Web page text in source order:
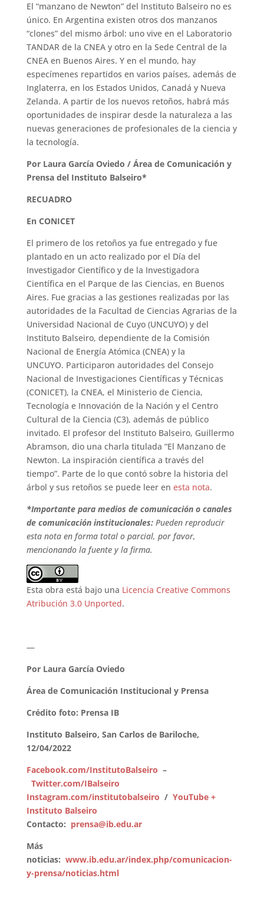
El “manzano de Newton” del Instituto Balseiro no es
único. En Argentina existen otros dos manzanos
“clones” del mismo árbol: uno vive en el Laboratorio
TANDAR de la CNEA y otro en la Sede Central de la
CNEA en Buenos Aires. Y en el mundo, hay
especímenes repartidos en varios países, además de
Inglaterra, en los Estados Unidos, Canadá y Nueva
Zelanda. A partir de los nuevos retoños, habrá más
oportunidades de inspirar desde la naturaleza a las
nuevas generaciones de profesionales de la ciencia y
la tecnología.
Por Laura García Oviedo / Área de Comunicación y
Prensa del Instituto Balseiro*
RECUADRO
En CONICET
El primero de los retoños ya fue entregado y fue
plantado en un acto realizado por el Día del
Investigador Científico y de la Investigadora
Científica en el Parque de las Ciencias, en Buenos
Aires. Fue gracias a las gestiones realizadas por las
autoridades de la Facultad de Ciencias Agrarias de la
Universidad Nacional de Cuyo (UNCUYO) y del
Instituto Balseiro, dependiente de la Comisión
Nacional de Energía Atómica (CNEA) y la
UNCUYO. Participaron autoridades del Consejo
Nacional de Investigaciones Científicas y Técnicas
(CONICET), la CNEA, el Ministerio de Ciencia,
Tecnología e Innovación de la Nación y el Centro
Cultural de la Ciencia (C3), además de público
invitado. El profesor del Instituto Balseiro, Guillermo
Abramson, dio una charla titulada “El Manzano de
Newton. La inspiración científica a través del
tiempo”. Parte de lo que contó sobre la historia del
árbol y sus retoños se puede leer en esta nota.
*Importante para medios de comunicación o canales
de comunicación institucionales: Pueden reproducir
esta nota en forma total o parcial, por favor,
mencionando la fuente y la firma.
Esta obra está bajo una Licencia Creative Commons
Atribución 3.0 Unported.
—
Por Laura García Oviedo
Área de Comunicación Institucional y Prensa
Crédito foto: Prensa IB
Instituto Balseiro, San Carlos de Bariloche,
12/04/2022
Facebook.com/InstitutoBalseiro –
Twitter.com/IBalseiro
Instagram.com/institutobalseiro / YouTube +
Instituto Balseiro
Contacto: prensa@ib.edu.ar
Más
noticias: www.ib.edu.ar/index.php/comunicacion-
y-prensa/noticias.html